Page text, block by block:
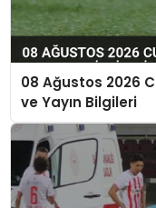
08 Ağustos 2026
ve Yayın Bilgileri